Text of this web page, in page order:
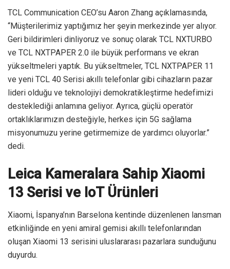
TCL Communication CEO’su Aaron Zhang açıklamasında,
“Müşterilerimiz yaptığımız her şeyin merkezinde yer alıyor.
Geri bildirimleri dinliyoruz ve sonuç olarak TCL NXTURBO
ve TCL NXTPAPER 2.0 ile büyük performans ve ekran
yükseltmeleri yaptık. Bu yükseltmeler, TCL NXTPAPER 11
ve yeni TCL 40 Serisi akıllı telefonlar gibi cihazların pazar
lideri olduğu ve teknolojiyi demokratikleştirme hedefimizi
desteklediği anlamına geliyor. Ayrıca, güçlü operatör
ortaklıklarımızın desteğiyle, herkes için 5G sağlama
misyonumuzu yerine getirmemize de yardımcı oluyorlar.”
dedi.
Leica Kameralara Sahip Xiaomi
13 Serisi ve IoT Ürünleri
Xiaomi, İspanya’nın Barselona kentinde düzenlenen lansman
etkinliğinde en yeni amiral gemisi akıllı telefonlarından
oluşan Xiaomi 13 serisini uluslararası pazarlara sunduğunu
duyurdu.